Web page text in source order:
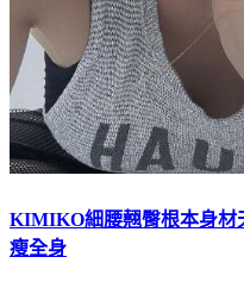
KIMIKO細腰翹臀根本身材
瘦全身